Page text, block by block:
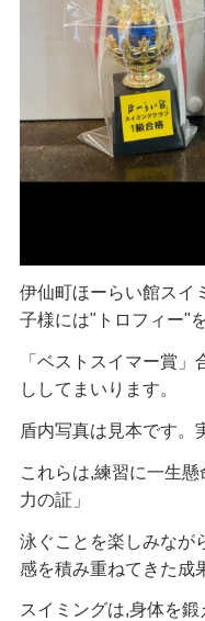
伊仙町ほーらい館スイ
子様には"トロフィー"
「ベストスイマー賞
ししてまいります。
盾内写真は見本です
これらは,練習に一生
力の証」
泳ぐことを楽しみなが
感を積み重ねてきた成
スイミングは,身体を